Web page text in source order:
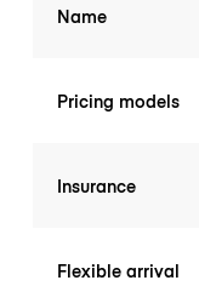
Name
Pricing models
Insurance
Flexible arrival